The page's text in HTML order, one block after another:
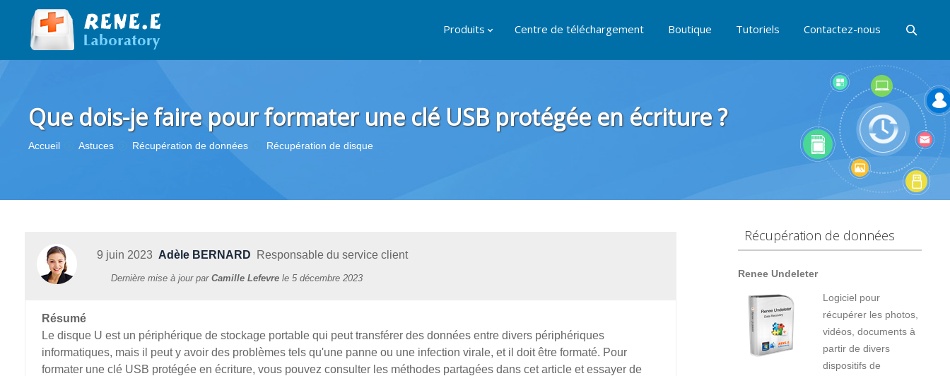
Produits Centre de téléchargement Boutique Tutoriels Contactez-nous
Que dois-je faire pour formater une clé USB protégée en écriture ?
Vous êtes ici :
Accueil Astuces Récupération de données Récupération de disque
9 juin 2023 Adèle BERNARD Responsable du service client
Dernière mise à jour par Camille Lefevre le 5 décembre 2023
Résumé
Le disque U est un périphérique de stockage portable qui peut transférer des données entre divers périphériques
informatiques, mais il peut y avoir des problèmes tels qu'une panne ou une infection virale, et il doit être formaté. Pour
formater une clé USB protégée en écriture, vous pouvez consulter les méthodes partagées dans cet article et essayer de
Récupération de données
Renee Undeleter
Logiciel pour
récupérer les photos,
vidéos, documents à
partir de divers
dispositifs de